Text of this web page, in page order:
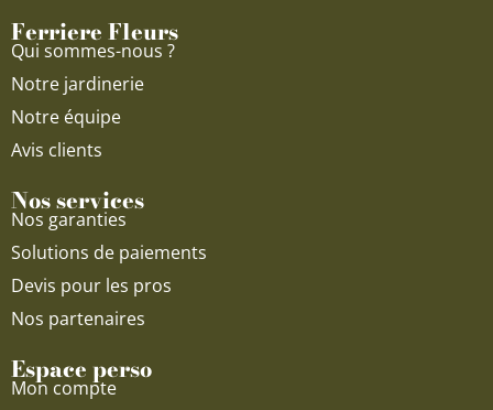
Ferriere Fleurs
Qui sommes-nous ?
Notre jardinerie
Notre équipe
Avis clients
Nos services
Nos garanties
Solutions de paiements
Devis pour les pros
Nos partenaires
Espace perso
Mon compte